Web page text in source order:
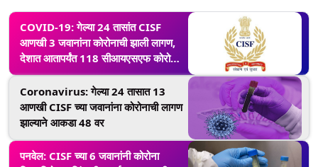
COVID-19: गेल्या 24 तासांत CISF
आणखी 3 जवानांना कोरोनाची झाली लागण,
देशात आतापर्यंत 118 सीआयएसएफ कोरोना
संक्रमित
Coronavirus: गेल्या 24 तासात 13
आणखी CISF च्या जवानांना कोरोनाची लागण
झाल्याने आकडा 48 वर
पनवेल: CISF च्या 6 जवानांनी कोरोना